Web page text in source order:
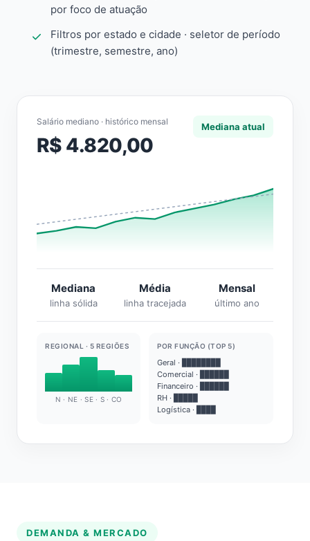
por foco de atuação
Filtros por estado e cidade · seletor de período
(trimestre, semestre, ano)
Salário mediano · histórico mensal
R$ 4.820,00
Mediana atual
Mediana
linha sólida
Média
linha tracejada
Mensal
último ano
REGIONAL · 5 REGIÕES
N · NE · SE · S · CO
POR FUNÇÃO (TOP 5)
Geral · ████████
Comercial · ██████
Financeiro · ██████
RH · █████
Logística · ████
DEMANDA & MERCADO